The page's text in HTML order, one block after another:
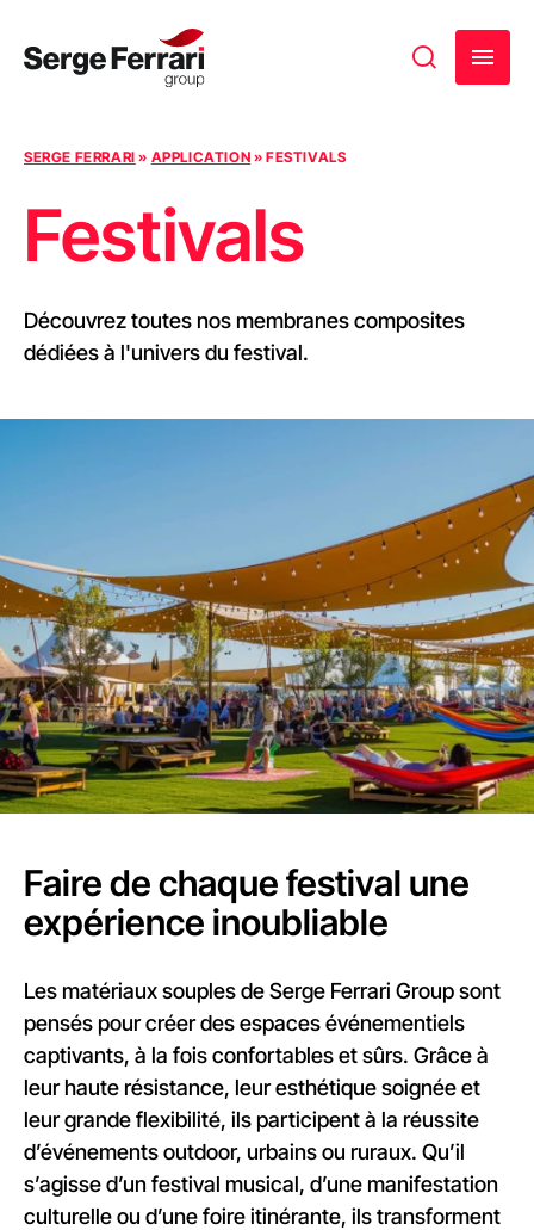
SERGE FERRARI » APPLICATION »FESTIVALS
Festivals
Découvrez toutes nos membranes composites
dédiées à l'univers du festival.
Faire de chaque festival une
expérience inoubliable
Les matériaux souples de Serge Ferrari Group sont
pensés pour créer des espaces événementiels
captivants, à la fois confortables et sûrs. Grâce à
leur haute résistance, leur esthétique soignée et
leur grande flexibilité, ils participent à la réussite
d’événements outdoor, urbains ou ruraux. Qu’il
s’agisse d’un festival musical, d’une manifestation
culturelle ou d’une foire itinérante, ils transforment